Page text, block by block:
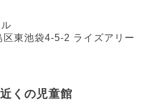
区東池袋4-5-2 ライズアリー
くの児童館